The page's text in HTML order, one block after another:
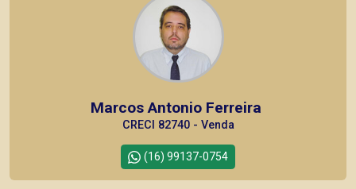
Marcos Antonio Ferreira
CRECI 82740 - Venda
(16) 99137-0754